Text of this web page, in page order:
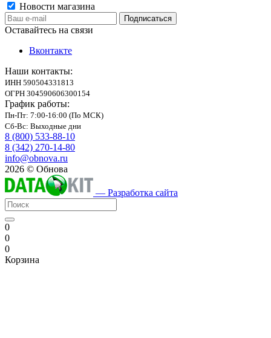
Новости магазина
Оставайтесь на связи
Вконтакте
Наши контакты:
ИНН 590504331813
ОГРН 304590606300154
График работы:
Пн-Пт: 7:00-16:00 (По МСК)
Сб-Вс: Выходные дни
8 (800) 533-88-10
8 (342) 270-14-80
info@obnova.ru
2026 © Обнова
— Разработка сайта
0
0
0
Корзина